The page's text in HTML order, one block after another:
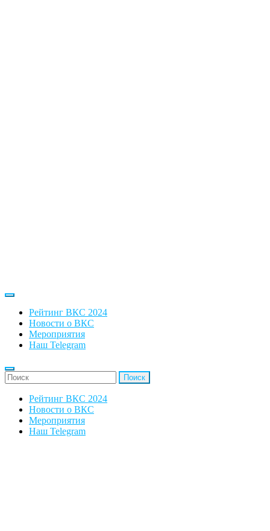
Рейтинг ВКС 2024
Новости о ВКС
Мероприятия
Наш Telegram
'Найти:
Рейтинг ВКС 2024
Новости о ВКС
Мероприятия
Наш Telegram